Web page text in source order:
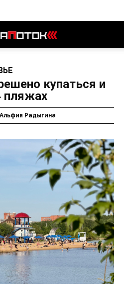
купаться и
пляжах
Альфия Радыгина